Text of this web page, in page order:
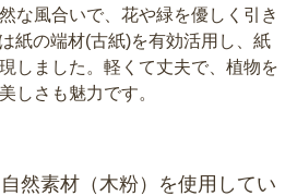
な風合いで、花や緑を優しく引き
紙の端材(古紙)を有効活用し、紙
しました。軽くて丈夫で、植物を
しさも魅力です。
然素材（木粉）を使用してい